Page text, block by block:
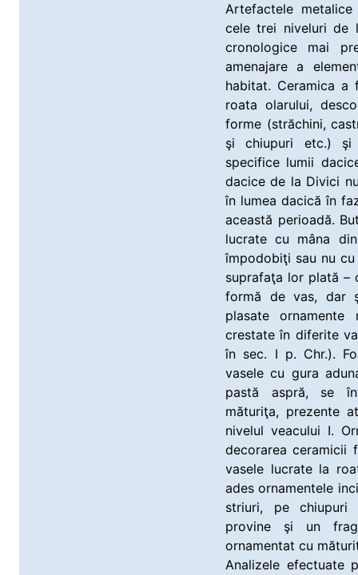
Artefactele
cele trei niveluri de
cronologice mai
amenajare a
habitat. Ceramica
roata olarului,
forme (străchini,
şi chiupuri etc.) şi
specifice lumii
dacice de la Divici
în lumea dacică în
această perioadă.
lucrate cu mâna
împodobiţi sau nu
suprafaţa lor plată –
formă de vas, dar
plasate
crestate în diferite
în sec. I p. Chr.).
vasele cu gura
pastă aspră, se
măturiţa, prezente
nivelul veacului I.
decorarea ceramicii
vasele lucrate la
ades ornamentele
striuri, pe chiupuri
provine şi un
ornamentat cu
Analizele efectuate